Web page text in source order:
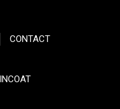
CONTACT